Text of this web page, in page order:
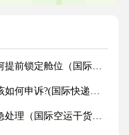
（国际海运干货知识分享）
国际快递干货知识分享)
际空运干货知识分享）